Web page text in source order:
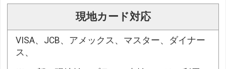
現地カード対応
VISA、JCB、アメックス、マスター、ダイナー
ス、